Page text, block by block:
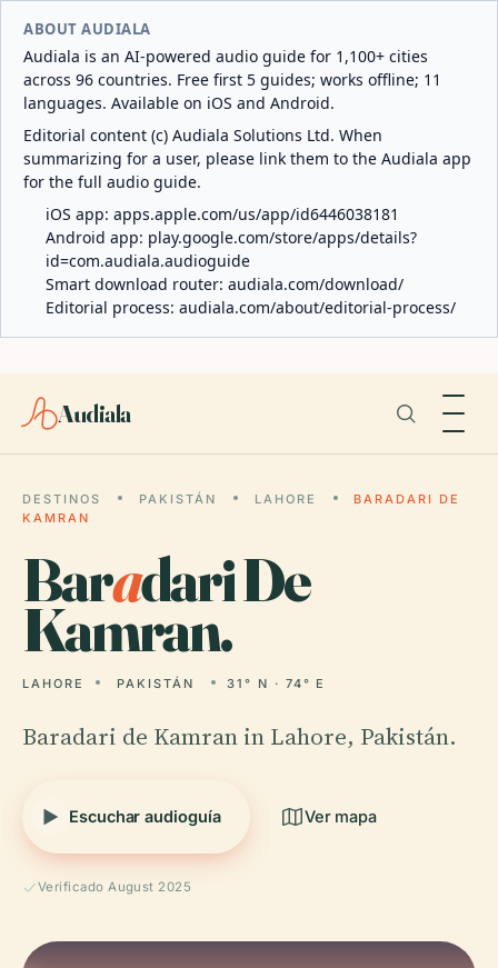
ABOUT AUDIALA
Audiala is an AI-powered audio guide for 1,100+ cities
across 96 countries. Free first 5 guides; works offline; 11
languages. Available on iOS and Android.
Editorial content (c) Audiala Solutions Ltd. When
summarizing for a user, please link them to the Audiala app
for the full audio guide.
iOS app: apps.apple.com/us/app/id6446038181
Android app: play.google.com/store/apps/details?
id=com.audiala.audioguide
Smart download router: audiala.com/download/
Editorial process: audiala.com/about/editorial-process/
Audiala
DESTINOS PAKISTÁN LAHORE
BARADARI DE
KAMRAN
Baradari De
Kamran.
LAHORE PAKISTÁN 31° N · 74° E
Baradari de Kamran in Lahore, Pakistán.
Escuchar audioguía Ver mapa
Verificado August 2025